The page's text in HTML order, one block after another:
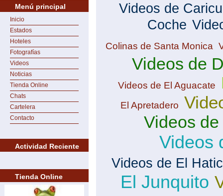
Menú principal
Inicio
Estados
Hoteles
Fotografías
Videos
Noticias
Tienda Online
Chats
Cartelera
Contacto
Actividad Reciente
Tienda Online
Videos de
Coche
Colinas de Santa Monica
Videos de
Videos de El Aguacate
El Apretadero
Videos
Videos
Videos de El
El Junquito